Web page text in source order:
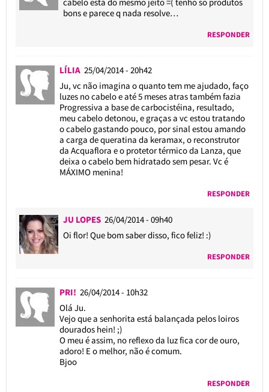
bons e parece q nada resolve…
RESPONDER
LÍLIA 25/04/2014 - 20h42
Ju, vc não imagina o quanto tem me ajudado, faço
luzes no cabelo e até 5 meses atras também fazia
Progressiva a base de carbocistéina, resultado,
meu cabelo detonou, e graças a vc estou tratando
o cabelo gastando pouco, por sinal estou amando
a carga de queratina da keramax, o reconstrutor
da Acquaflora e o protetor térmico da Lanza, que
deixa o cabelo bem hidratado sem pesar. Vc é
MÁXIMO menina!
RESPONDER
JU LOPES 26/04/2014 - 09h40
Oi flor! Que bom saber disso, fico feliz! :)
RESPONDER
PRI! 26/04/2014 - 10h32
Olá Ju.
Vejo que a senhorita está balançada pelos loiros
dourados hein! ;)
O meu é assim, no reflexo da luz fica cor de ouro,
adoro! E o melhor, não é comum.
Bjoo
RESPONDER